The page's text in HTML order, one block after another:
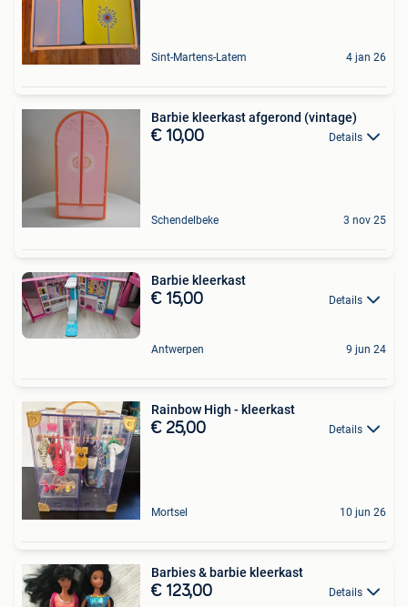
Sint-Martens-Latem 4 jan 26
Barbie kleerkast afgerond (vintage)
€ 10,00 Details
Schendelbeke 3 nov 25
Barbie kleerkast
€ 15,00 Details
Antwerpen 9 jun 24
Rainbow High - kleerkast
€ 25,00 Details
Mortsel 10 jun 26
Barbies & barbie kleerkast
€ 123,00 Details